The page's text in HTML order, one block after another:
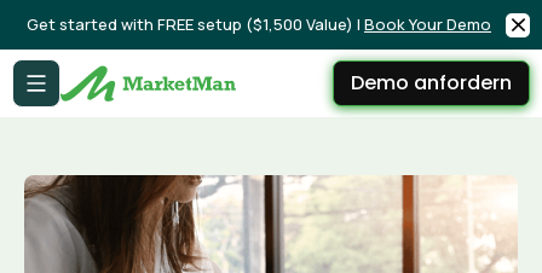
Get started with FREE setup ($1,500 Value) | Book Your Demo
Demo anfordern